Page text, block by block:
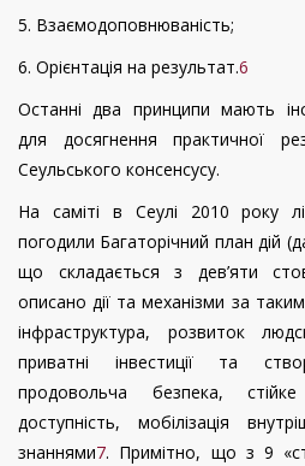
5. Взаємодоповнюваність;
6. Орієнтація на результат.6
Останні два принципи мають
для досягнення практичної
Сеульського консенсусу.
На саміті в Сеулі 2010 року
погодили Багаторічний план дій
що складається з дев’яти
описано дії та механізми за
інфраструктура, розвиток
приватні інвестиції та
продовольча безпека,
доступність, мобілізація
знаннями7. Примітно, що з 9